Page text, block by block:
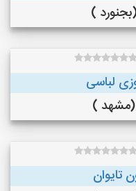
لباسی
تایوان